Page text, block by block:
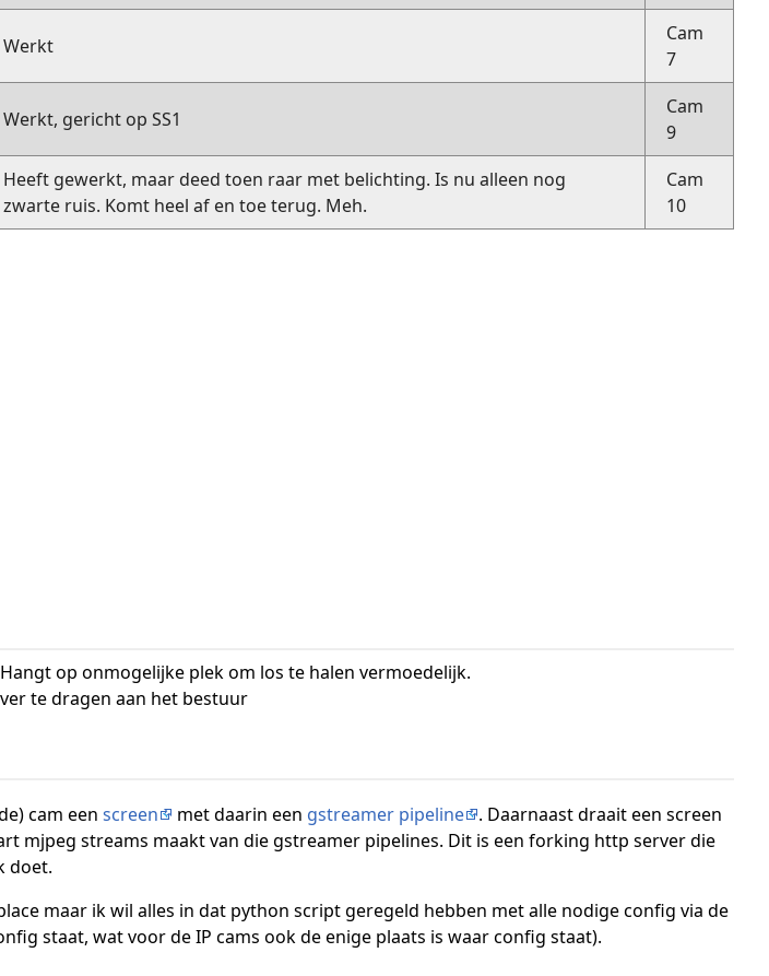
Werkt
Cam
7
Werkt, gericht op SS1
Cam
9
Heeft gewerkt, maar deed toen raar met belichting. Is nu alleen nog
zwarte ruis. Komt heel af en toe terug. Meh.
Cam
10
op onmogelijke plek om los te halen vermoedelijk.
te dragen aan het bestuur
cam een screen met daarin een gstreamer pipeline
. Daarnaast draait een screen
mjpeg streams maakt van die gstreamer pipelines. Dit is een forking http server die
doet.
maar ik wil alles in dat python script geregeld hebben met alle nodige config via de
staat, wat voor de IP cams ook de enige plaats is waar config staat).